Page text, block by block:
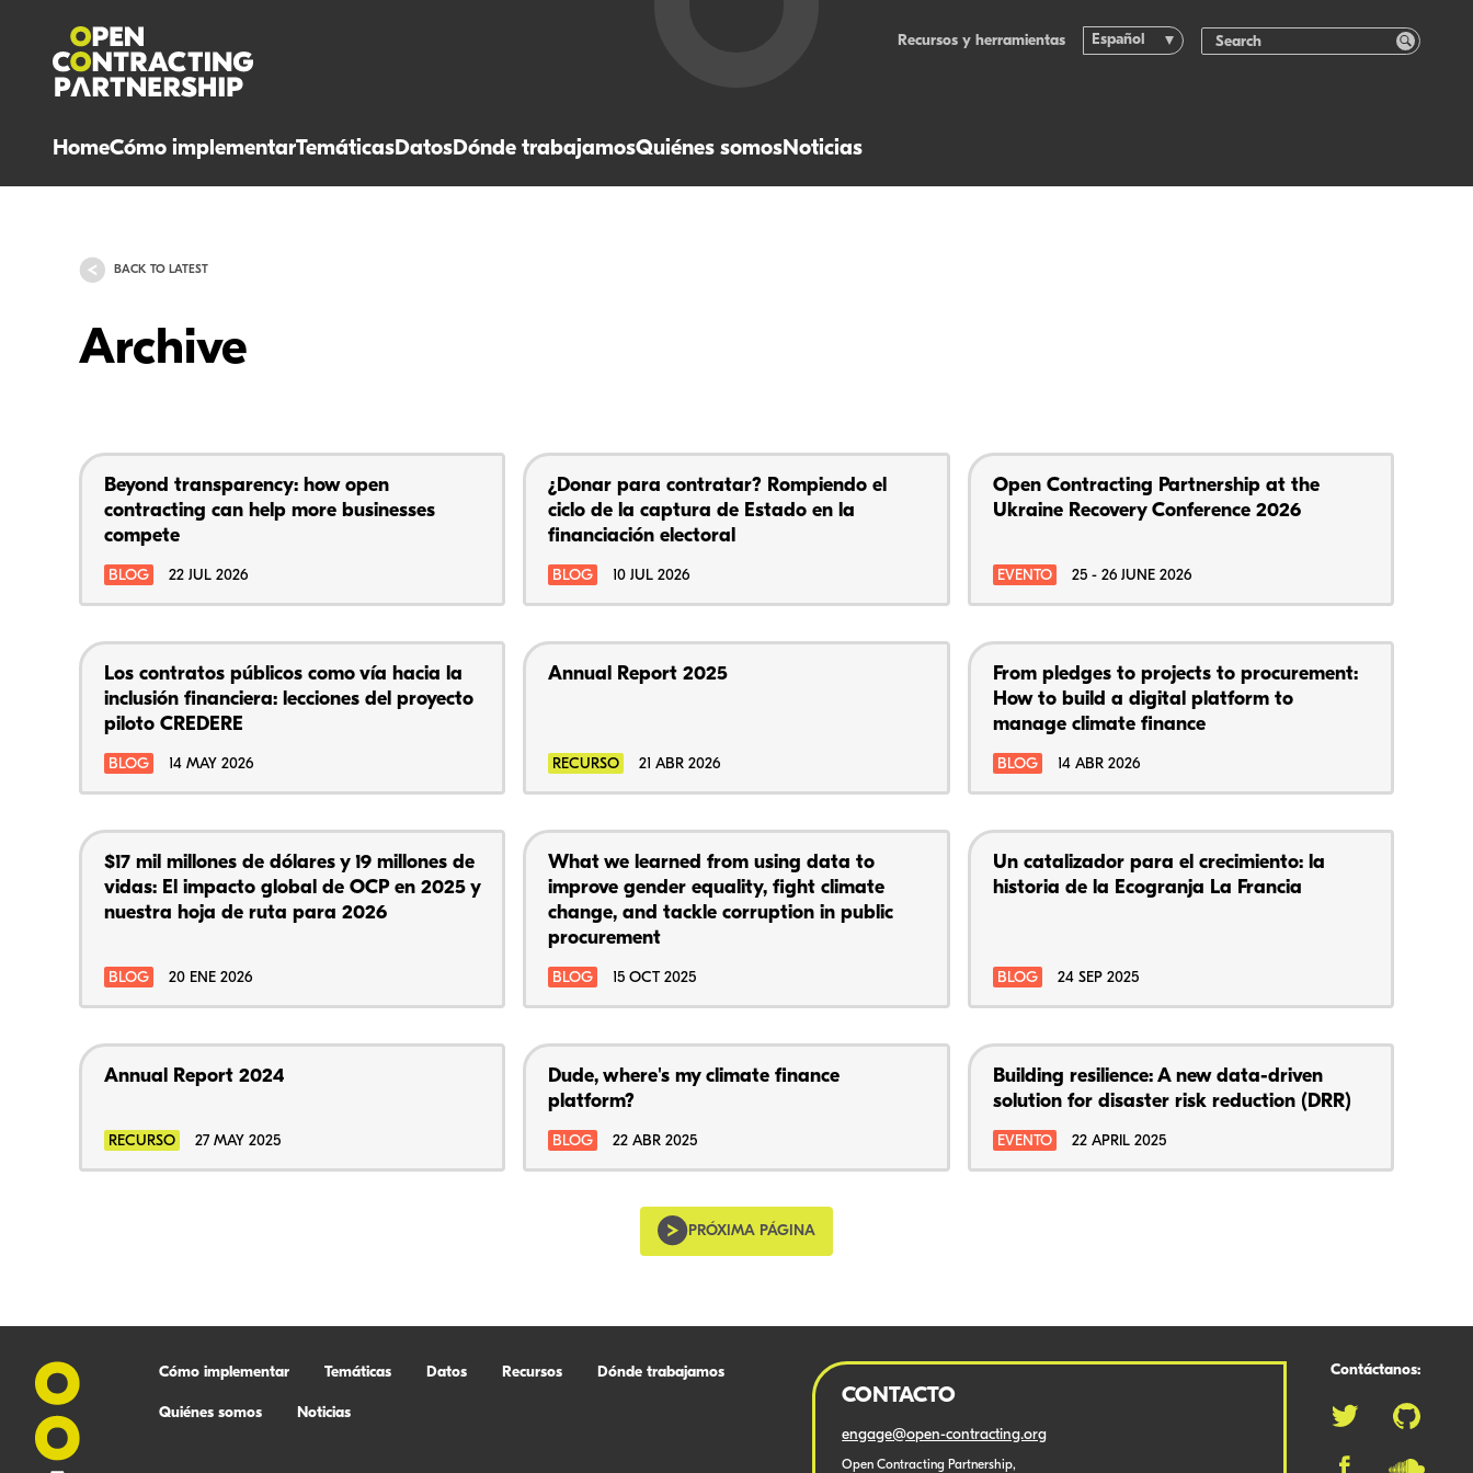
HomeCómo implementarTemáticasDatosDónde trabajamosQuiénes somosNoticias
Recursos y herramientas Español
BACK TO LATEST
Archive
Beyond transparency: how open
contracting can help more businesses
compete
BLOG 22 JUL 2026
¿Donar para contratar? Rompiendo el
ciclo de la captura de Estado en la
financiación electoral
BLOG 10 JUL 2026
Open Contracting Partnership at the
Ukraine Recovery Conference 2026
EVENTO 25 - 26 JUNE 2026
Los contratos públicos como vía hacia la
inclusión financiera: lecciones del proyecto
piloto CREDERE
BLOG 14 MAY 2026
Annual Report 2025
RECURSO 21 ABR 2026
From pledges to projects to procurement:
How to build a digital platform to
manage climate finance
BLOG 14 ABR 2026
$17 mil millones de dólares y 19 millones de
vidas: El impacto global de OCP en 2025 y
nuestra hoja de ruta para 2026
BLOG 20 ENE 2026
What we learned from using data to
improve gender equality, fight climate
change, and tackle corruption in public
procurement
BLOG 15 OCT 2025
Un catalizador para el crecimiento: la
historia de la Ecogranja La Francia
BLOG 24 SEP 2025
Annual Report 2024
RECURSO 27 MAY 2025
Dude, where's my climate finance
platform?
BLOG 22 ABR 2025
Building resilience: A new data-driven
solution for disaster risk reduction (DRR)
EVENTO 22 APRIL 2025
PRÓXIMA PÁGINA
Cómo implementar Temáticas Datos Recursos Dónde trabajamos
Quiénes somos Noticias
CONTACTO
engage@open-contracting.org
Open Contracting Partnership,
Contáctanos: